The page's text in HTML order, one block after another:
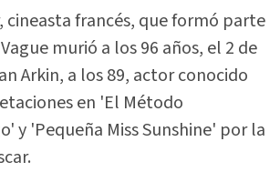
cineasta francés, que formó parte
murió a los 96 años, el 2 de
Arkin, a los 89, actor conocido
en 'El Método
y 'Pequeña Miss Sunshine' por la